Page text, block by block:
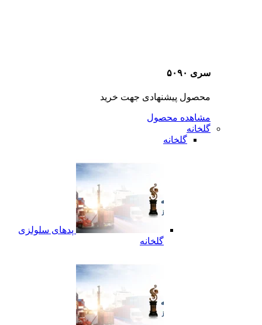
سری ۵۰۹۰
محصول پیشنهادی جهت خرید
مشاهده محصول
گلخانه
گلخانه
پدهای سلولزی
گلخانه